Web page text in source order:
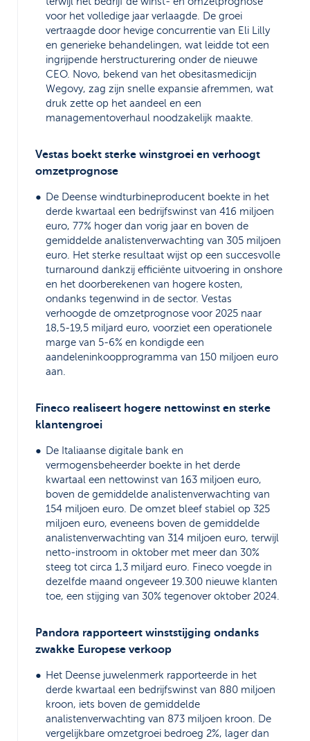
voor het volledige jaar verlaagde. De groei
vertraagde door hevige concurrentie van Eli Lilly
en generieke behandelingen, wat leidde tot een
ingrijpende herstructurering onder de nieuwe
CEO. Novo, bekend van het obesitasmedicijn
Wegovy, zag zijn snelle expansie afremmen, wat
druk zette op het aandeel en een
managementoverhaul noodzakelijk maakte.
Vestas boekt sterke winstgroei en verhoogt
omzetprognose
De Deense windturbineproducent boekte in het
derde kwartaal een bedrijfswinst van 416 miljoen
euro, 77% hoger dan vorig jaar en boven de
gemiddelde analistenverwachting van 305 miljoen
euro. Het sterke resultaat wijst op een succesvolle
turnaround dankzij efficiënte uitvoering in onshore
en het doorberekenen van hogere kosten,
ondanks tegenwind in de sector. Vestas
verhoogde de omzetprognose voor 2025 naar
18,5-19,5 miljard euro, voorziet een operationele
marge van 5-6% en kondigde een
aandeleninkoopprogramma van 150 miljoen euro
aan.
Fineco realiseert hogere nettowinst en sterke
klantengroei
De Italiaanse digitale bank en
vermogensbeheerder boekte in het derde
kwartaal een nettowinst van 163 miljoen euro,
boven de gemiddelde analistenverwachting van
154 miljoen euro. De omzet bleef stabiel op 325
miljoen euro, eveneens boven de gemiddelde
analistenverwachting van 314 miljoen euro, terwijl
netto-instroom in oktober met meer dan 30%
steeg tot circa 1,3 miljard euro. Fineco voegde in
dezelfde maand ongeveer 19.300 nieuwe klanten
toe, een stijging van 30% tegenover oktober 2024.
Pandora rapporteert winststijging ondanks
zwakke Europese verkoop
Het Deense juwelenmerk rapporteerde in het
derde kwartaal een bedrijfswinst van 880 miljoen
kroon, iets boven de gemiddelde
analistenverwachting van 873 miljoen kroon. De
vergelijkbare omzetgroei bedroeg 2%, lager dan